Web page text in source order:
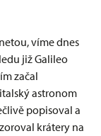
víme dnes
již Galileo
začal
astronom
popisoval a
krátery na